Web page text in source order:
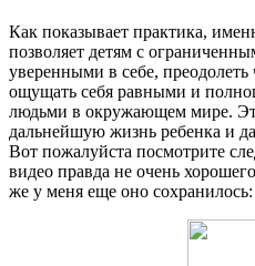
Как показывает практика,
позволяет детям с
уверенными в себе, преодолеть
ощущать себя равными и
людьми в окружающем мире.
дальнейшую жизнь ребенка и
Вот пожалуйста посмотрите
видео правда не очень
же у меня еще оно сохранилось: